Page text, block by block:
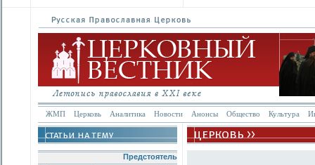
ЖМП Церковь Аналитика Новости Анонсы Общество Культура
Предстоятель